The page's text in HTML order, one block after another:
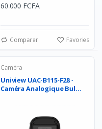
60.000 FCFA
Comparer Favories
Caméra
Uniview UAC-B115-F28 -
Caméra Analogique Bul...